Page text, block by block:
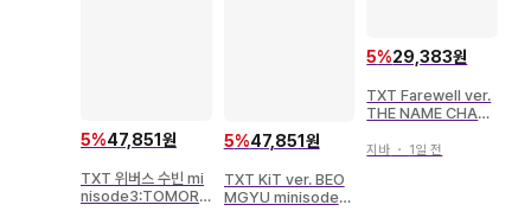
5%47,851원
TXT 위버스 수빈 mi
nisode3:TOMORR
5%47,851원
TXT KiT ver. BEO
MGYU minisode3:
5%29,383원
TXT Farewell ver.
THE NAME CHAP
그린
지바 ・ 1일 전